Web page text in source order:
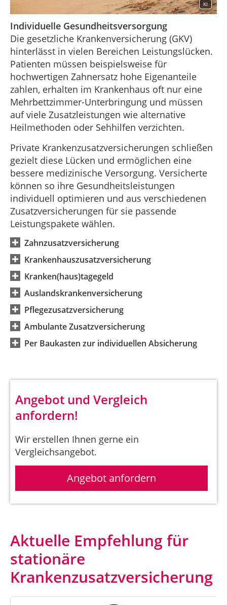
KI
Individuelle Gesundheitsversorgung
Die gesetzliche Krankenversicherung (GKV)
hinterlässt in vielen Bereichen Leistungslücken.
Patienten müssen beispielsweise für
hochwertigen Zahnersatz hohe Eigenanteile
zahlen, erhalten im Krankenhaus oft nur eine
Mehrbettzimmer-Unterbringung und müssen
auf viele Zusatzleistungen wie alternative
Heilmethoden oder Sehhilfen verzichten.
Private Krankenzusatzversicherungen schließen
gezielt diese Lücken und ermöglichen eine
bessere medizinische Versorgung. Versicherte
können so ihre Gesundheitsleistungen
individuell optimieren und aus verschiedenen
Zusatzversicherungen für sie passende
Leistungspakete wählen.
Zahnzusatzversicherung
Krankenhauszusatzversicherung
Kranken(haus)tagegeld
Auslandskrankenversicherung
Pflegezusatzversicherung
Ambulante Zusatzversicherung
Per Baukasten zur individuellen Absicherung
Angebot und Vergleich
anfordern!
Wir erstellen Ihnen gerne ein
Vergleichsangebot.
Angebot anfordern
Aktuelle Empfehlung für
stationäre
Krankenzusatzversicherung